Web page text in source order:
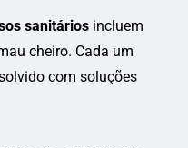
sanitários incluem
cheiro. Cada um
com soluções